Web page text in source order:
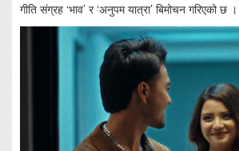
गीति संग्रह ‘भाव’ र ‘अनुपम यात्रा’ बिमोचन गरिएको छ ।